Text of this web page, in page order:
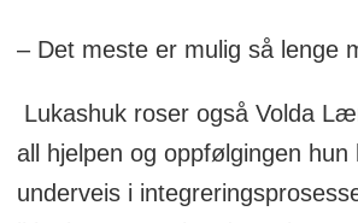
– Det meste er mulig så lenge
Lukashuk roser også Volda
all hjelpen og oppfølgingen hun
underveis i